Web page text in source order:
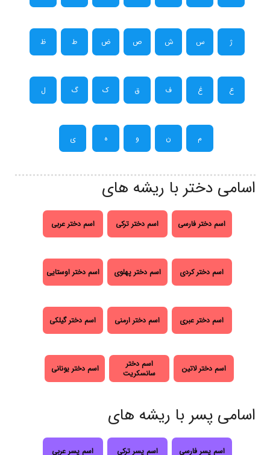
ژ س ش ص ض ط ظ
ع غ ف ق ک گ ل
م ن و ه ی
اسامی دختر با ریشه های
اسم دختر فارسی اسم دختر ترکی اسم دختر عربی
اسم دختر کردی اسم دختر پهلوی اسم دختر اوستایی
اسم دختر عبری اسم دختر ارمنی اسم دختر گیلکی
اسم دختر لاتین
اسم دختر
سانسکریت
اسم دختر یونانی
اسامی پسر با ریشه های
اسم پسر فارسی اسم پسر ترکی اسم پسر عربی